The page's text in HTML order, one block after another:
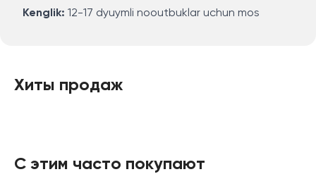
Kenglik: 12-17 dyuymli nooutbuklar uchun mos
Хиты продаж
С этим часто покупают